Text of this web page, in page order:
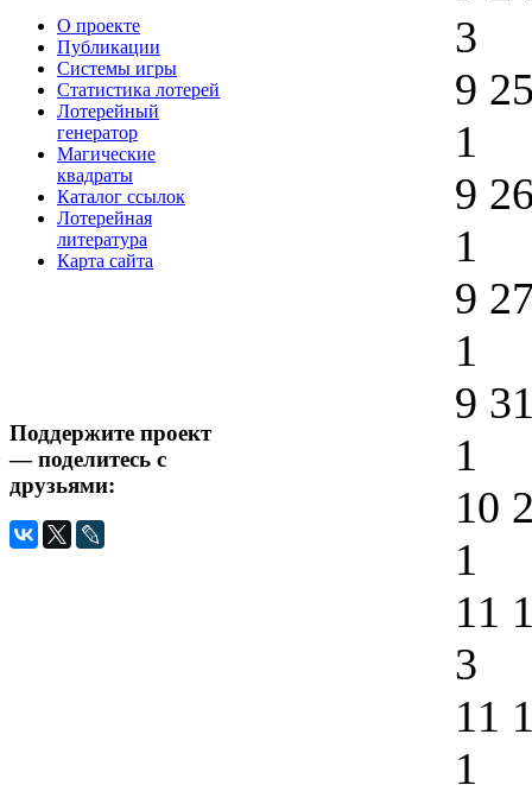
О проекте
Публикации
Системы игры
Статистика лотерей
Лотерейный
генератор
Магические
квадраты
Каталог ссылок
Лотерейная
литература
Карта сайта
Поддержите проект
— поделитесь с
друзьями:
3
9
1
9
1
9
1
9
1
10
1
11
3
11
1